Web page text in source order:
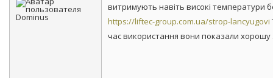
витримують навіть високі температури
https://liftec-group.com.ua/strop-lancyugovi
час використання вони показали хорошу